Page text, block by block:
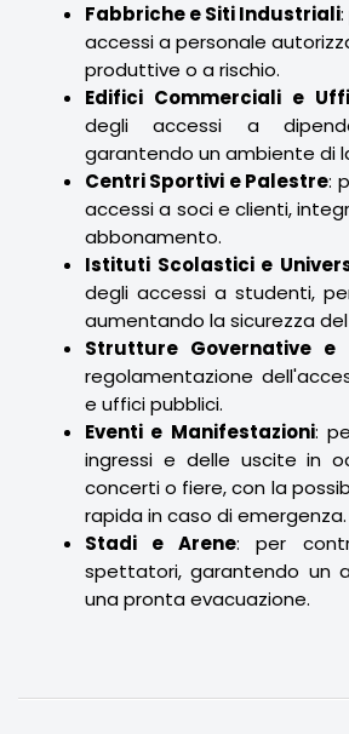
Fabbriche e Siti Industriali
accessi a personale
produttive o a rischio.
Edifici Commerciali e
degli accessi a
garantendo un ambiente di
Centri Sportivi e Palestre:
accessi a soci e clienti,
abbonamento.
Istituti Scolastici e
degli accessi a studenti,
aumentando la sicurezza
Strutture Governative e
regolamentazione
e uffici pubblici.
Eventi e Manifestazioni:
ingressi e delle uscite in
concerti o fiere, con la
rapida in caso di emergenza.
Stadi e Arene: per
spettatori, garantendo un
una pronta evacuazione.